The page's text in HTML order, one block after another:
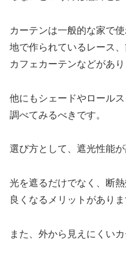
カーテンは一般的な家で
地で作られているレース
カフェカーテンなどがあり
他にもシェードやロール
調べてみるべきです。
選び方として、遮光性能
光を遮るだけでなく、断
良くなるメリットがありま
また、外から見えにくい